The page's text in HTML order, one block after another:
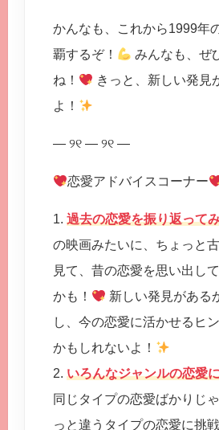
かんなも、これから1999年
覇するぞ！
みんなも、ぜ
ね！
きっと、新しい発見
よ！
— ୨୧ — ୨୧ —
恋愛アドバイスコーナー
1. 過去の恋愛を振り返って
の映画みたいに、ちょっと
見て、昔の恋愛を思い出し
かも！
新しい発見がある
し、今の恋愛に活かせるヒ
かもしれないよ！
2. いろんなジャンルの恋愛
同じタイプの恋愛ばかりじ
っと違うタイプの恋愛に挑